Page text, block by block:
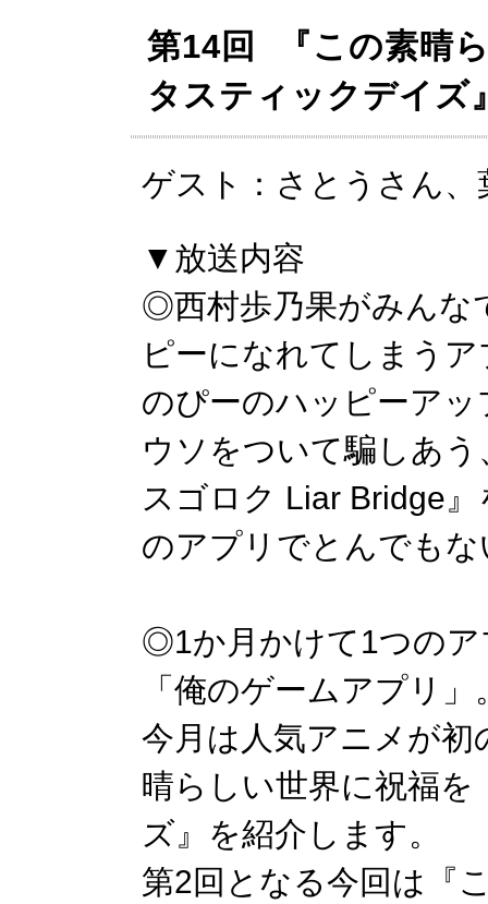
第14回 『この素晴
タスティックデイ
ゲスト：さとうさん
▼放送内容
◎西村歩乃果がみんな
ピーになれてしまう
のぴーのハッピーアッ
ウソをついて騙しあ
スゴロク Liar Bridge
のアプリでとんでも
◎1か月かけて1つのア
「俺のゲームアプリ」
今月は人気アニメが
晴らしい世界に祝福
ズ』を紹介します。
第2回となる今回は『